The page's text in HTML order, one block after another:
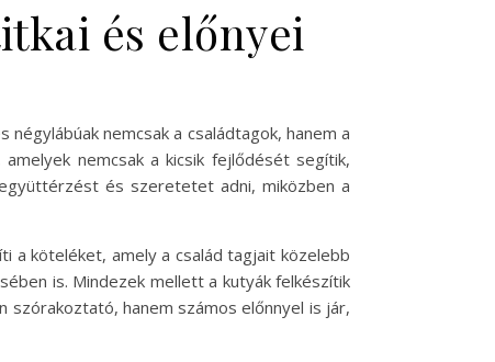
és előnyei
nemcsak a családtagok, hanem a
nemcsak a kicsik fejlődését segítik,
és szeretetet adni, miközben a
a köteléket, amely a család tagjait közelebb
is. Mindezek mellett a kutyák felkészítik
szórakoztató, hanem számos előnnyel is jár,